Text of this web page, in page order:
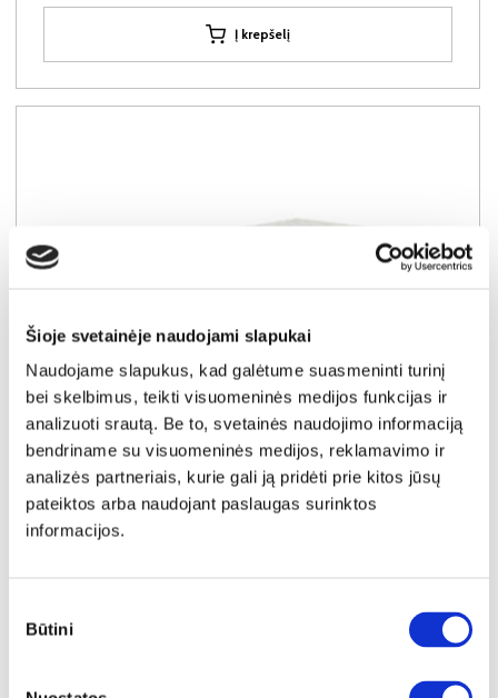
Šioje svetainėje naudojami slapukai
Naudojame slapukus, kad galėtume suasmeninti turinį
bei skelbimus, teikti visuomeninės medijos funkcijas ir
analizuoti srautą. Be to, svetainės naudojimo informaciją
bendriname su visuomeninės medijos, reklamavimo ir
analizės partneriais, kurie gali ją pridėti prie kitos jūsų
pateiktos arba naudojant paslaugas surinktos
informacijos.
pasirinkimas
Būtini
Į krepšelį
YRA SANDĖLYJE
AIR MEMORY 180x200x25 čiužinys
Išmatavimai:A: 25cmP:180cmG: 200cm